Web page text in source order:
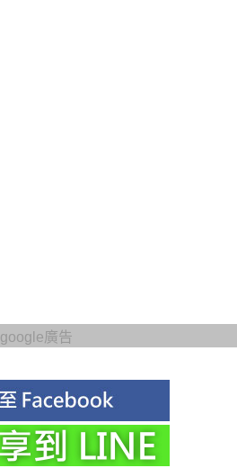
google廣告